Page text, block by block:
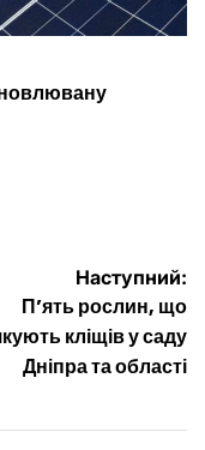
Наступний:
П’ять рослин, що
кліщів у саду
Дніпра та області